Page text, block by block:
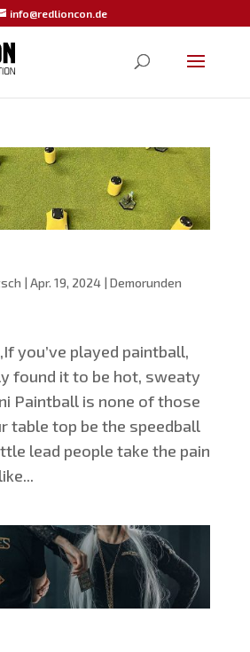
info@redlioncon.de
| Apr. 19, 2024| Demorunden
you’­ve play­ed paint­ball,
found it to be hot, swea­ty
Paint­ball is none of tho­se
table top be the speed­ball
lead peo­p­le take the pain